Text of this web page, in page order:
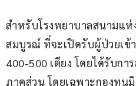
สำหรับโรงพยาบาลสนามแ
สมบูรณ์ ที่จะเปิดรับผู้ป่วยเข้
400-500 เตียง โดยได้รับก
ภาคส่วน โดยเฉพาะกองทุน